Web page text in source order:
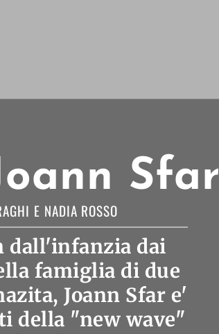
Sfar
E NADIA ROSSO
dall'infanzia dai
famiglia di due
Joann Sfar e'
della "new wave"